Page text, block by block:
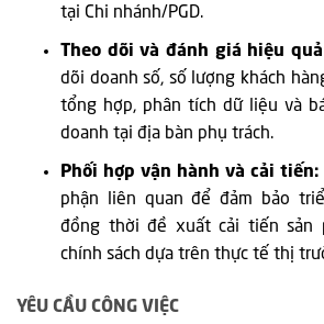
tại Chi nhánh/PGD.
Theo dõi và đánh giá hiệu
dõi doanh số, số lượng khách
tổng hợp, phân tích dữ liệu và
doanh tại địa bàn phụ trách.
Phối hợp vận hành và cải tiến:
phận liên quan để đảm bảo
đồng thời đề xuất cải tiến sản
chính sách dựa trên thực tế thị
YÊU CẦU CÔNG VIỆC